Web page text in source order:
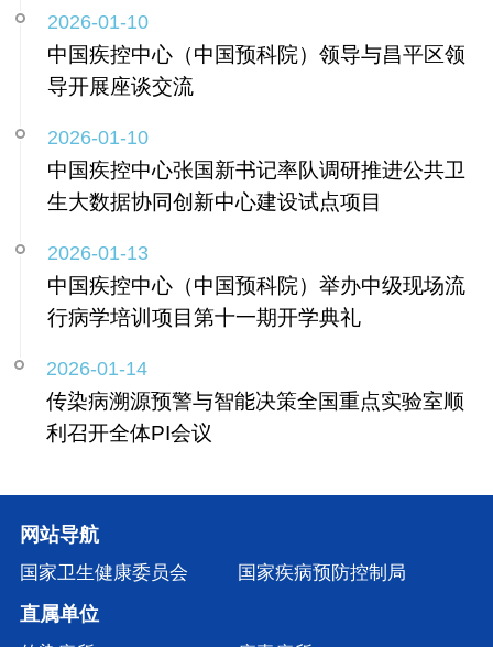
2026-01-10
中国疾控中心（中国预科院）领导与昌平区领
导开展座谈交流
2026-01-10
中国疾控中心张国新书记率队调研推进公共卫
生大数据协同创新中心建设试点项目
2026-01-13
中国疾控中心（中国预科院）举办中级现场流
行病学培训项目第十一期开学典礼
2026-01-14
传染病溯源预警与智能决策全国重点实验室顺
利召开全体PI会议
网站导航
国家卫生健康委员会 国家疾病预防控制局
直属单位